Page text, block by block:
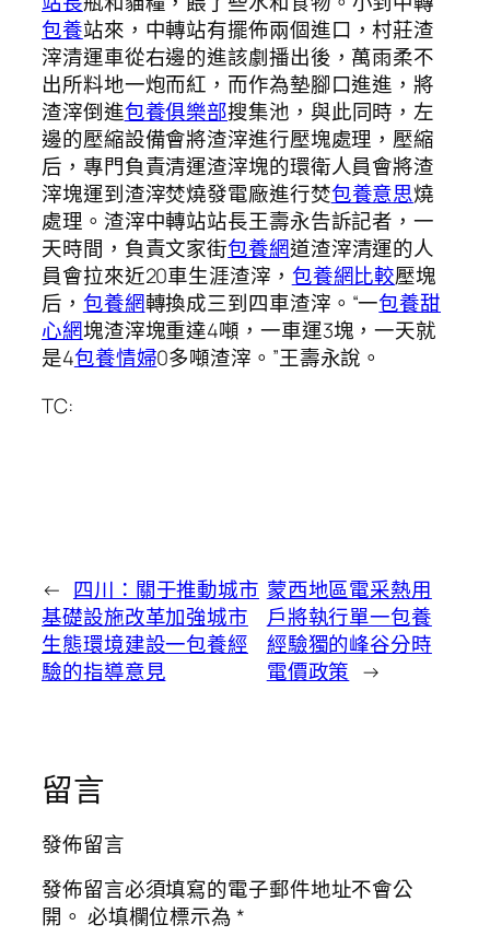
包養站來，中轉站有擺佈兩個進口，村莊渣
滓清運車從右邊的進該劇播出後，萬雨柔不
出所料地一炮而紅，而作為墊腳口進進，將
渣滓倒進包養俱樂部搜集池，與此同時，左
邊的壓縮設備會將渣滓進行壓塊處理，壓縮
后，專門負責清運渣滓塊的環衛人員會將渣
滓塊運到渣滓焚燒發電廠進行焚包養意思燒
處理。渣滓中轉站站長王壽永告訴記者，一
天時間，負責文家街包養網道渣滓清運的人
員會拉來近20車生涯渣滓， 包養網比較壓塊
后， 包養網轉換成三到四車渣滓。“一包養甜
心網塊渣滓塊重達4噸，一車運3塊，一天就
是4包養情婦0多噸渣滓。”王壽永說。
TC:
← 四川：關于推動城市
基礎設施改革加強城市
生態環境建設一包養經
驗的指導意見
蒙西地區電采熱用
戶將執行單一包養
經驗獨的峰谷分時
電價政策 →
留言
發佈留言
發佈留言必須填寫的電子郵件地址不會公
開。 必填欄位標示為*